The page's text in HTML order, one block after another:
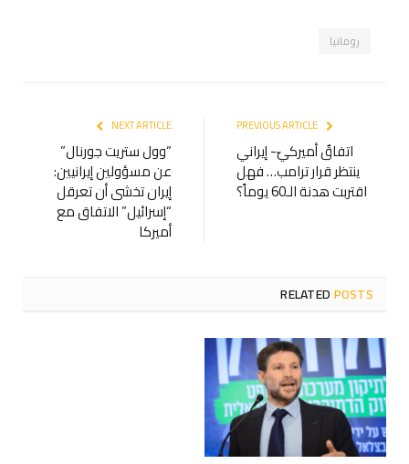
رومانيا
اتفاقٌ أميركيّ- إيراني
ينتظر قرار ترامب… فهل
اقتربت هدنة الـ60 يوماً؟
NEXT ARTICLE
“وول ستريت جورنال”
عن مسؤولين إيرانيين:
إيران تخشى أن تعرقل
“إسرائيل” الاتفاق مع
أميركا
RELATEDPOSTS